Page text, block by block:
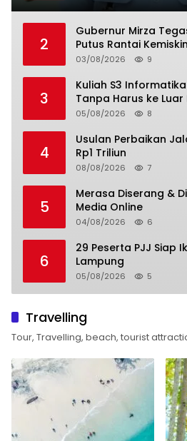
2
Gubernur Mirza
Putus Rantai
03/08/2026 9
3
Kuliah S3
Tanpa Harus ke Luar
05/08/2026 8
4
Usulan Perbaikan
Rp1 Triliun
08/08/2026 7
5
Merasa Diserang &
Media Online
04/08/2026 6
6
29 Peserta PJJ Siap Ikuti
Lampung
05/08/2026 5
Travelling
Tour, Travelling, beach, tourist